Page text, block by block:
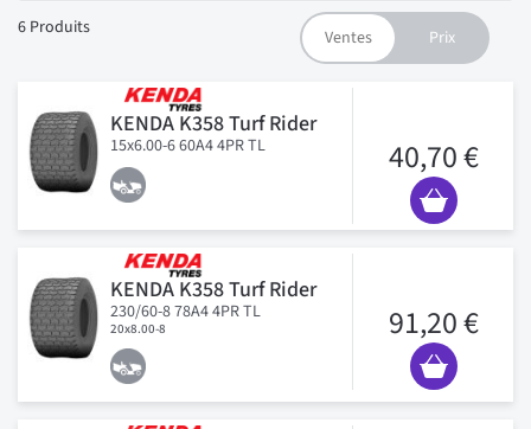
6 Produits
KENDA K358 Turf Rider
15x6.00-6 60A4 4PR TL 40,70 €
KENDA K358 Turf Rider
230/60-8 78A4 4PR TL
20x8.00-8 91,20 €